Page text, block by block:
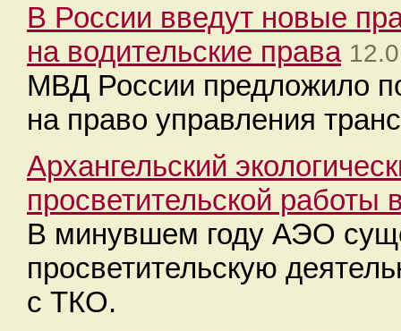
В России введут новые
на водительские права
МВД России предложило
на право управления
Архангельский
просветительской работы
В минувшем году АЭО
просветительскую
с ТКО.